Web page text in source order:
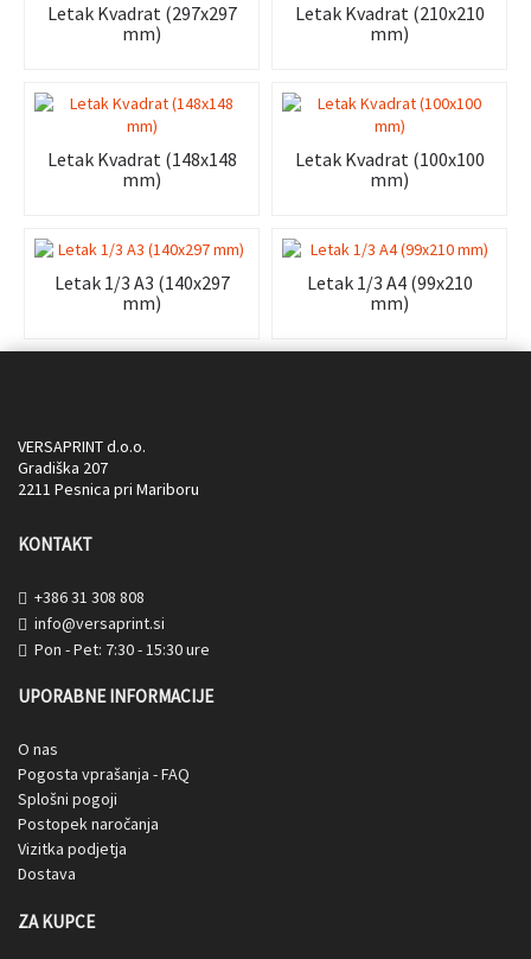
Letak Kvadrat (297x297
mm)
Letak Kvadrat (210x210
mm)
Letak Kvadrat (148x148
mm)
Letak Kvadrat (100x100
mm)
Letak 1/3 A3 (140x297
mm)
Letak 1/3 A4 (99x210
mm)
VERSAPRINT d.o.o.
Gradiška 207
2211 Pesnica pri Mariboru
KONTAKT
+386 31 308 808
info@versaprint.si
Pon - Pet: 7:30 - 15:30 ure
UPORABNE INFORMACIJE
O nas
Pogosta vprašanja - FAQ
Splošni pogoji
Postopek naročanja
Vizitka podjetja
Dostava
ZA KUPCE